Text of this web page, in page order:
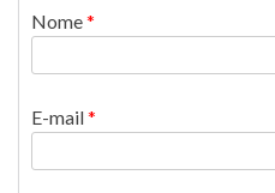
Nome*
E-mail*